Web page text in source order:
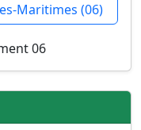
Maritimes (06)